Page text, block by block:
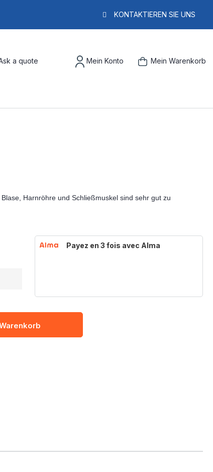
KONTAKTIEREN SIE UNS
a quote Mein Konto Mein Warenkorb
Blase, Harnröhre und Schließmuskel sind sehr gut zu
Payez en 3 fois avec Alma